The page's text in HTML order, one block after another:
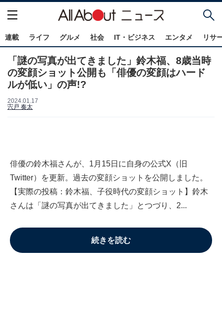
連載 ライフ グルメ 社会 IT・ビジネス エンタメ リサ
「謎の写真が出てきました」鈴木福、8歳当時
の変顔ショット公開も「俳優の変顔はハード
ルが低い」の声!?
2024.01.17
宍戸 奏太
俳優の鈴木福さんが、1月15日に自身の公式X（旧
Twitter）を更新。過去の変顔ショットを公開しました。
【実際の投稿：鈴木福、子役時代の変顔ショット】鈴木
さんは「謎の写真が出てきました」とつづり、2...
続きを読む